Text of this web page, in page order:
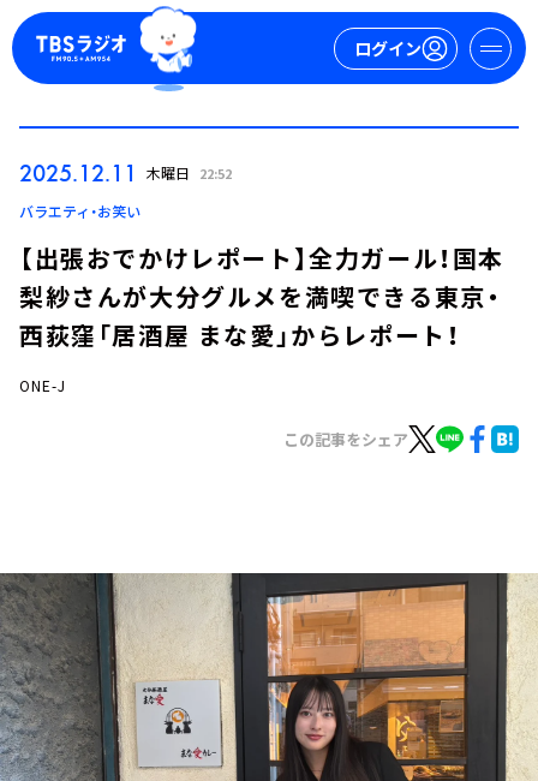
ログイン
ログイン
イベント・グッズ
YouTube
会社情報
2025.12.11 木曜日 22:52
バラエティ・お笑い
【出張おでかけレポート】全力ガール！国本
梨紗さんが大分グルメを満喫できる東京・
西荻窪「居酒屋 まな愛」からレポート！
ONE-J
この記事をシェア